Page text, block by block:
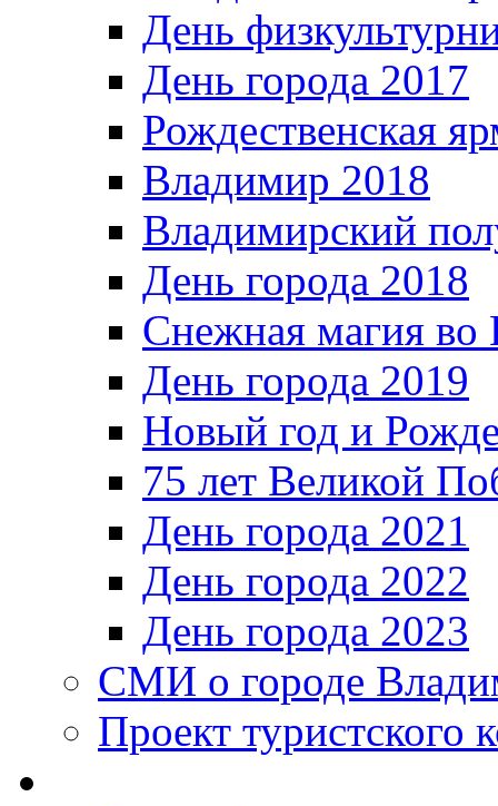
День
День города 2017
Рождественская
Владимир 2018
Владимирский
День города 2018
Снежная магия во
День города 2019
Новый год и
75 лет Великой
День города 2021
День города 2022
День города 2023
СМИ о городе
Проект туристского